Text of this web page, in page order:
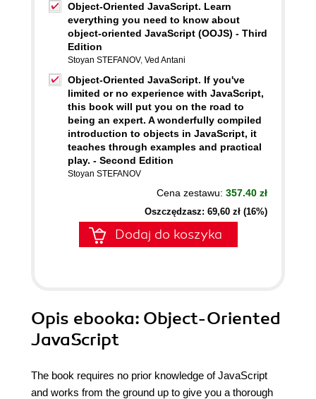
Object-Oriented JavaScript. Learn
everything you need to know about
object-oriented JavaScript (OOJS) - Third
Edition
Stoyan STEFANOV, Ved Antani
Object-Oriented JavaScript. If you've
limited or no experience with JavaScript,
this book will put you on the road to
being an expert. A wonderfully compiled
introduction to objects in JavaScript, it
teaches through examples and practical
play. - Second Edition
Stoyan STEFANOV
Cena zestawu: 357.40 zł
Oszczędzasz: 69,60 zł (16%)
Dodaj do koszyka
Opis ebooka: Object-Oriented
JavaScript
The book requires no prior knowledge of JavaScript
and works from the ground up to give you a thorough